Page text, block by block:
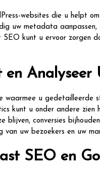
websites die u helpt
uw metadata aanpassen,
SEO kunt u ervoor zorgen
Analyseer
waarmee u gedetailleerde
kunt u onder andere
blijven, conversies
uw bezoekers en uw
SEO en